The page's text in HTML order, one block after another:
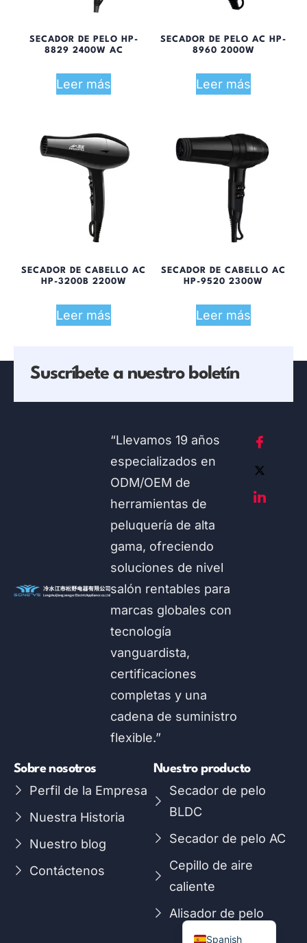
SECADOR DE PELO HP-
8829 2400W AC
Leer más
SECADOR DE PELO AC HP-
8960 2000W
Leer más
SECADOR DE CABELLO AC
HP-3200B 2200W
Leer más
SECADOR DE CABELLO AC
HP-9520 2300W
Leer más
Suscríbete a nuestro boletín
“Llevamos 19 años
especializados en
ODM/OEM de
herramientas de
peluquería de alta
gama, ofreciendo
soluciones de nivel
salón rentables para
marcas globales con
tecnología
vanguardista,
certificaciones
completas y una
cadena de suministro
flexible.”
Nuestro producto
Secador de pelo
BLDC
Secador de pelo AC
Cepillo de aire
caliente
Alisador de pelo
Sobre nosotros
Perfil de la Empresa
Nuestra Historia
Nuestro blog
Contáctenos
Spanish
English
French
Portuguese